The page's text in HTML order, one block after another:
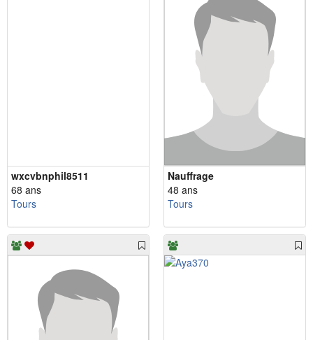
wxcvbnphil8511
68 ans
Tours
Nauffrage
48 ans
Tours